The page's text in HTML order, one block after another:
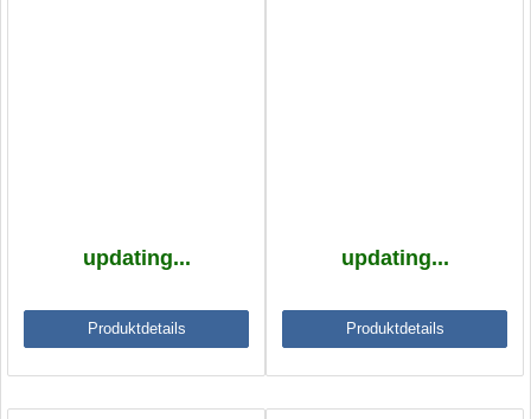
updating...
Produktdetails
updating...
Produktdetails